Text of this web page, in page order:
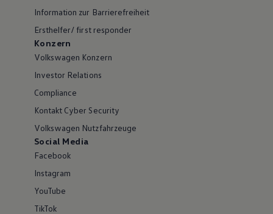
Information zur Barrierefreiheit
Ersthelfer/ first responder
Konzern
Volkswagen Konzern
Investor Relations
Compliance
Kontakt Cyber Security
Volkswagen Nutzfahrzeuge
Social Media
Facebook
Instagram
YouTube
TikTok